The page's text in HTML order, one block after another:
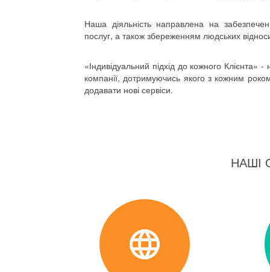
Наша діяльність направлена на
послуг, а також збереженням людських
«Індивідуальний підхід до кожного Клієнта»
компанії, дотримуючись якого з кожним
додавати нові сервіси.
НАШІ